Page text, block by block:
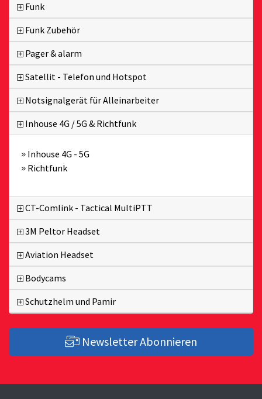
Funk
Funk Zubehör
Pager & alarm
Satellit - Telefon und Hotspot
Notsignalgerät für Alleinarbeiter
Inhouse 4G / 5G & Richtfunk
Inhouse 4G - 5G
Richtfunk
CT-Comlink - Tactical MultiPTT
3M Peltor Headset
Aviation Headset
Bodycams
Schutzhelm und Pamir
Newsletter Abonnieren